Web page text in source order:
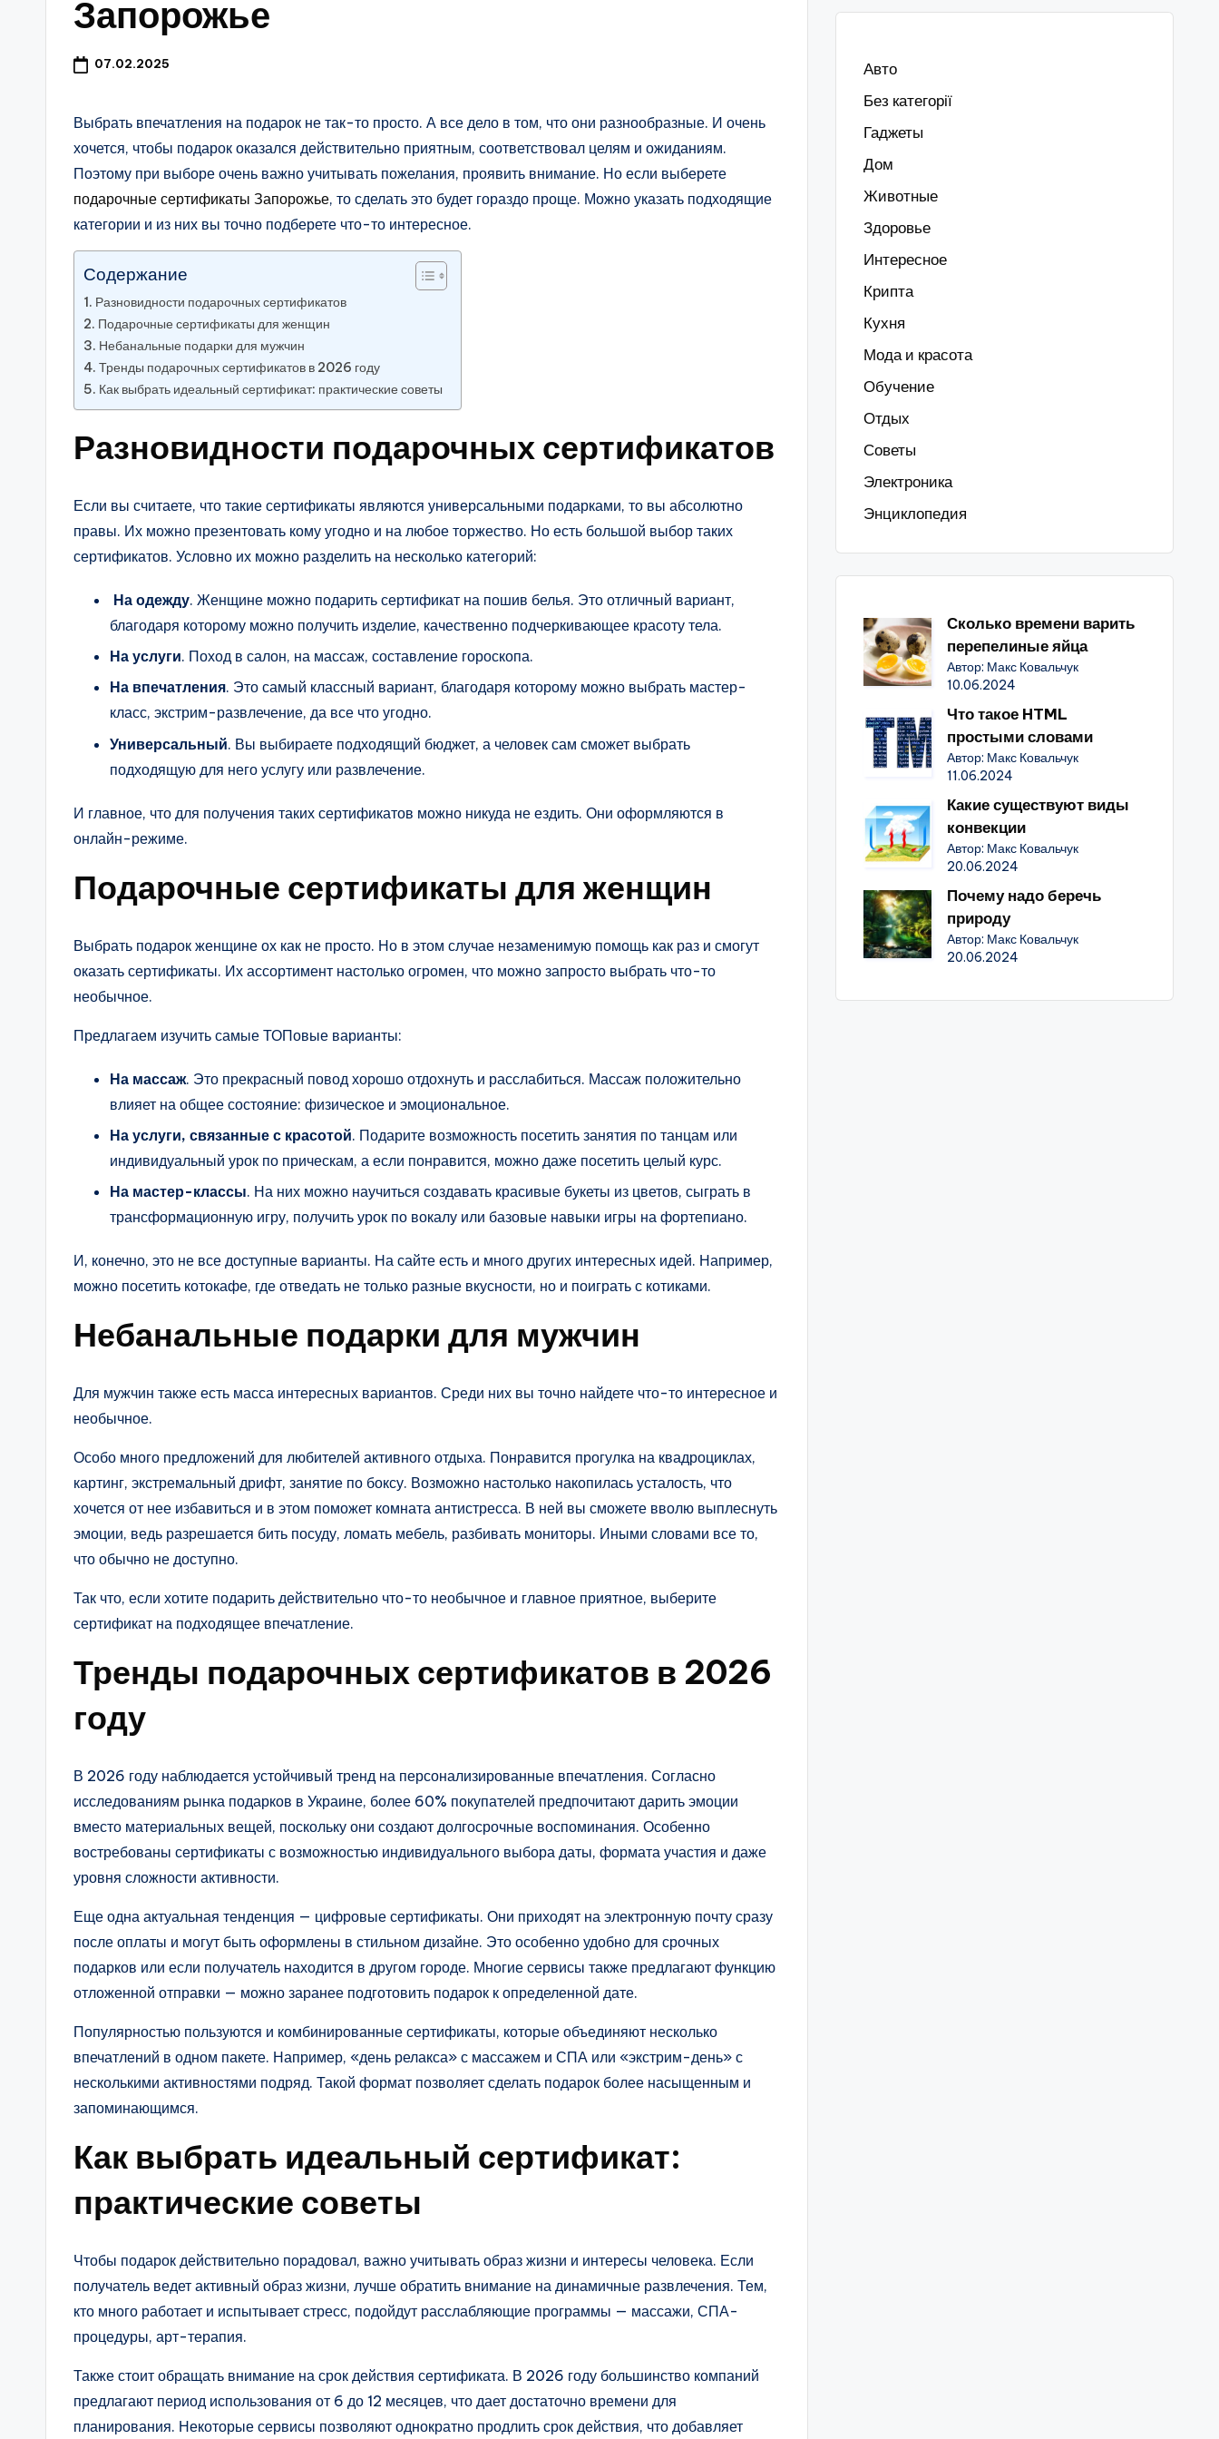
Запорожье
07.02.2025
Выбрать впечатления на подарок не так-то просто. А все дело в том, что они разнообразные. И очень
хочется, чтобы подарок оказался действительно приятным, соответствовал целям и ожиданиям.
Поэтому при выборе очень важно учитывать пожелания, проявить внимание. Но если выберете
подарочные сертификаты Запорожье, то сделать это будет гораздо проще. Можно указать подходящие
категории и из них вы точно подберете что-то интересное.
Содержание
Разновидности подарочных сертификатов
Подарочные сертификаты для женщин
Небанальные подарки для мужчин
Тренды подарочных сертификатов в 2026 году
Как выбрать идеальный сертификат: практические советы
Разновидности подарочных сертификатов
Если вы считаете, что такие сертификаты являются универсальными подарками, то вы абсолютно
правы. Их можно презентовать кому угодно и на любое торжество. Но есть большой выбор таких
сертификатов. Условно их можно разделить на несколько категорий:
На одежду. Женщине можно подарить сертификат на пошив белья. Это отличный вариант,
благодаря которому можно получить изделие, качественно подчеркивающее красоту тела.
На услуги. Поход в салон, на массаж, составление гороскопа.
На впечатления. Это самый классный вариант, благодаря которому можно выбрать мастер-
класс, экстрим-развлечение, да все что угодно.
Универсальный. Вы выбираете подходящий бюджет, а человек сам сможет выбрать
подходящую для него услугу или развлечение.
И главное, что для получения таких сертификатов можно никуда не ездить. Они оформляются в
онлайн-режиме.
Подарочные сертификаты для женщин
Выбрать подарок женщине ох как не просто. Но в этом случае незаменимую помощь как раз и смогут
оказать сертификаты. Их ассортимент настолько огромен, что можно запросто выбрать что-то
необычное.
Предлагаем изучить самые ТОПовые варианты:
На массаж. Это прекрасный повод хорошо отдохнуть и расслабиться. Массаж положительно
влияет на общее состояние: физическое и эмоциональное.
На услуги, связанные с красотой. Подарите возможность посетить занятия по танцам или
индивидуальный урок по прическам, а если понравится, можно даже посетить целый курс.
На мастер-классы. На них можно научиться создавать красивые букеты из цветов, сыграть в
трансформационную игру, получить урок по вокалу или базовые навыки игры на фортепиано.
И, конечно, это не все доступные варианты. На сайте есть и много других интересных идей. Например,
можно посетить котокафе, где отведать не только разные вкусности, но и поиграть с котиками.
Небанальные подарки для мужчин
Для мужчин также есть масса интересных вариантов. Среди них вы точно найдете что-то интересное и
необычное.
Особо много предложений для любителей активного отдыха. Понравится прогулка на квадроциклах,
картинг, экстремальный дрифт, занятие по боксу. Возможно настолько накопилась усталость, что
хочется от нее избавиться и в этом поможет комната антистресса. В ней вы сможете вволю выплеснуть
эмоции, ведь разрешается бить посуду, ломать мебель, разбивать мониторы. Иными словами все то,
что обычно не доступно.
Так что, если хотите подарить действительно что-то необычное и главное приятное, выберите
сертификат на подходящее впечатление.
Тренды подарочных сертификатов в 2026
году
В 2026 году наблюдается устойчивый тренд на персонализированные впечатления. Согласно
исследованиям рынка подарков в Украине, более 60% покупателей предпочитают дарить эмоции
вместо материальных вещей, поскольку они создают долгосрочные воспоминания. Особенно
востребованы сертификаты с возможностью индивидуального выбора даты, формата участия и даже
уровня сложности активности.
Еще одна актуальная тенденция — цифровые сертификаты. Они приходят на электронную почту сразу
после оплаты и могут быть оформлены в стильном дизайне. Это особенно удобно для срочных
подарков или если получатель находится в другом городе. Многие сервисы также предлагают функцию
отложенной отправки — можно заранее подготовить подарок к определенной дате.
Популярностью пользуются и комбинированные сертификаты, которые объединяют несколько
впечатлений в одном пакете. Например, «день релакса» с массажем и СПА или «экстрим-день» с
несколькими активностями подряд. Такой формат позволяет сделать подарок более насыщенным и
запоминающимся.
Как выбрать идеальный сертификат:
практические советы
Чтобы подарок действительно порадовал, важно учитывать образ жизни и интересы человека. Если
получатель ведет активный образ жизни, лучше обратить внимание на динамичные развлечения. Тем,
кто много работает и испытывает стресс, подойдут расслабляющие программы — массажи, СПА-
процедуры, арт-терапия.
Также стоит обращать внимание на срок действия сертификата. В 2026 году большинство компаний
предлагают период использования от 6 до 12 месяцев, что дает достаточно времени для
планирования. Некоторые сервисы позволяют однократно продлить срок действия, что добавляет
Авто
Без категорії
Гаджеты
Дом
Животные
Здоровье
Интересное
Крипта
Кухня
Мода и красота
Обучение
Отдых
Советы
Электроника
Энциклопедия
Сколько времени варить
перепелиные яйца
Автор: Макс Ковальчук
10.06.2024
Что такое HTML
простыми словами
Автор: Макс Ковальчук
11.06.2024
Какие существуют виды
конвекции
Автор: Макс Ковальчук
20.06.2024
Почему надо беречь
природу
Автор: Макс Ковальчук
20.06.2024